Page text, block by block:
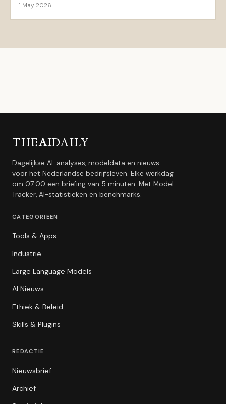
1 May 2026
THEAIDAILY
Dagelijkse AI-analyses, modeldata en nieuws
voor het Nederlandse bedrijfsleven. Elke werkdag
om 07:00 een briefing van 5 minuten. Met Model
Tracker, AI-statistieken en benchmarks.
CATEGORIEËN
Tools & Apps
Industrie
Large Language Models
AI Nieuws
Ethiek & Beleid
Skills & Plugins
REDACTIE
Nieuwsbrief
Archief